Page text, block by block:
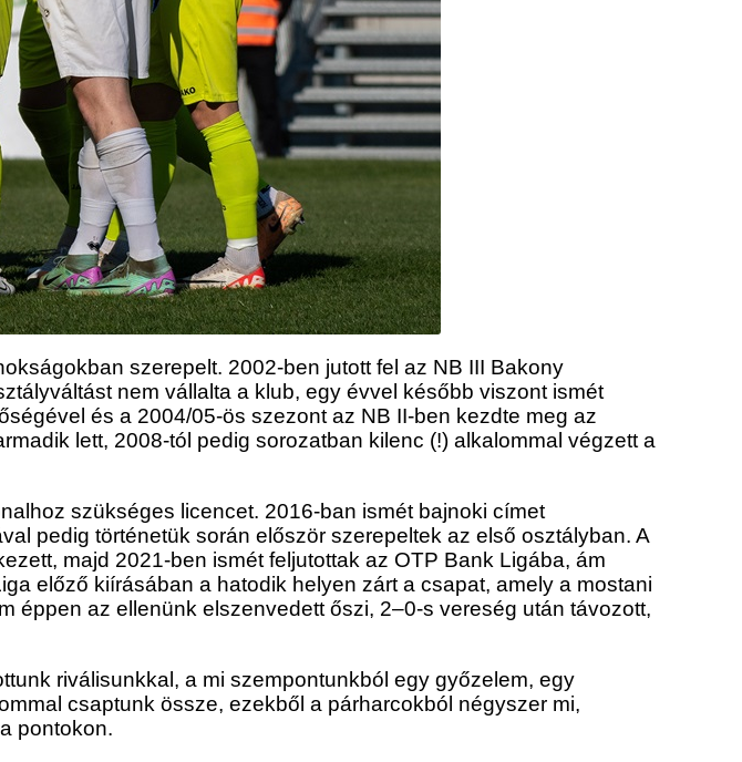
szerepelt. 2002-ben jutott fel az NB III Bakony
nem vállalta a klub, egy évvel később viszont ismét
és a 2004/05-ös szezont az NB II-ben kezdte meg az
lett, 2008-tól pedig sorozatban kilenc (!) alkalommal végzett a
szükséges licencet. 2016-ban ismét bajnoki címet
pedig történetük során először szerepeltek az első osztályban. A
majd 2021-ben ismét feljutottak az OTP Bank Ligába, ám
előző kiírásában a hatodik helyen zárt a csapat, amely a mostani
éppen az ellenünk elszenvedett őszi, 2–0-s vereség után távozott,
riválisunkkal, a mi szempontunkból egy győzelem, egy
csaptunk össze, ezekből a párharcokból négyszer mi,
pontokon.